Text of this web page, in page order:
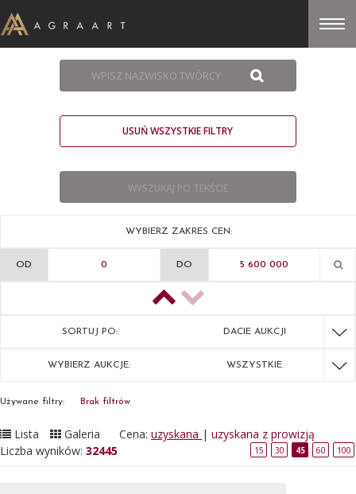
USUŃ WSZYSTKIE FILTRY
WYBIERZ ZAKRES CEN:
OD DO
SORTUJ PO: DACIE AUKCJI
WYBIERZ AUKCJE: WSZYSTKIE
Używane filtry: Brak filtrów
Lista Galeria Cena: uzyskana | uzyskana z prowizją
Liczba wyników: 32445 15 30 45 60 100